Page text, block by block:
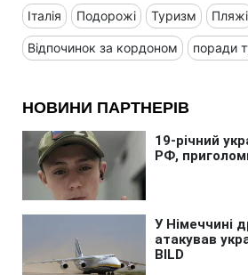
Італія Подорожі Туризм Пляжі
Відпочинок за кордоном поради